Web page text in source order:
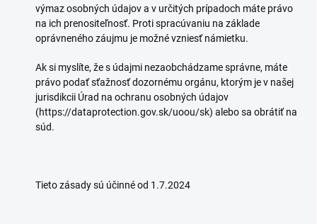
výmaz osobných údajov a v určitých prípadoch máte právo
na ich prenositeľnosť. Proti spracúvaniu na základe
oprávneného záujmu je možné vzniesť námietku.
Ak si myslíte, že s údajmi nezaobchádzame správne, máte
právo podať sťažnosť dozornému orgánu, ktorým je v našej
jurisdikcii Úrad na ochranu osobných údajov
(https://dataprotection.gov.sk/uoou/sk) alebo sa obrátiť na
súd.
Tieto zásady sú účinné od 1.7.2024